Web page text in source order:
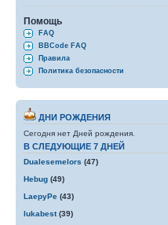
Помощь
FAQ
BBCode FAQ
Правила
Политика безопасности
ДНИ РОЖДЕНИЯ
Сегодня нет Дней рождения.
В СЛЕДУЮЩИЕ 7 ДНЕЙ
Dualesemelors (47)
Hebug (49)
LaepyPe (43)
lukabest(39)